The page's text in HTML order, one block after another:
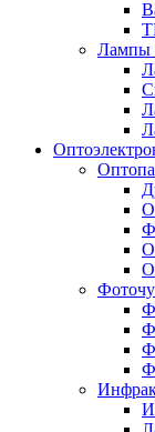
Лампы